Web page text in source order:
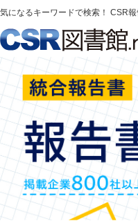
気になるキーワードで検索！ CSR